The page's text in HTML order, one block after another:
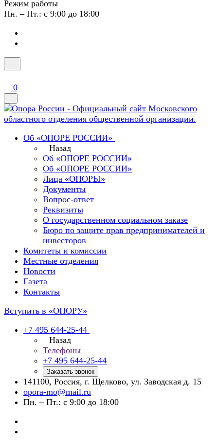
Режим работы
Пн. – Пт.: с 9:00 до 18:00
0
Об «ОПОРЕ РОССИИ»
Назад
Об «ОПОРЕ РОССИИ»
Об «ОПОРЕ РОССИИ»
Лица «ОПОРЫ»
Документы
Вопрос-ответ
Реквизиты
О государственном социальном заказе
Бюро по защите прав предпринимателей и
инвесторов
Комитеты и комиссии
Местные отделения
Новости
Газета
Контакты
Вступить в «ОПОРУ»
+7 495 644-25-44
Назад
Телефоны
+7 495 644-25-44
Заказать звонок
141100, Россия, г. Щелково, ул. Заводская д. 15
opora-mo@mail.ru
Пн. – Пт.: с 9:00 до 18:00